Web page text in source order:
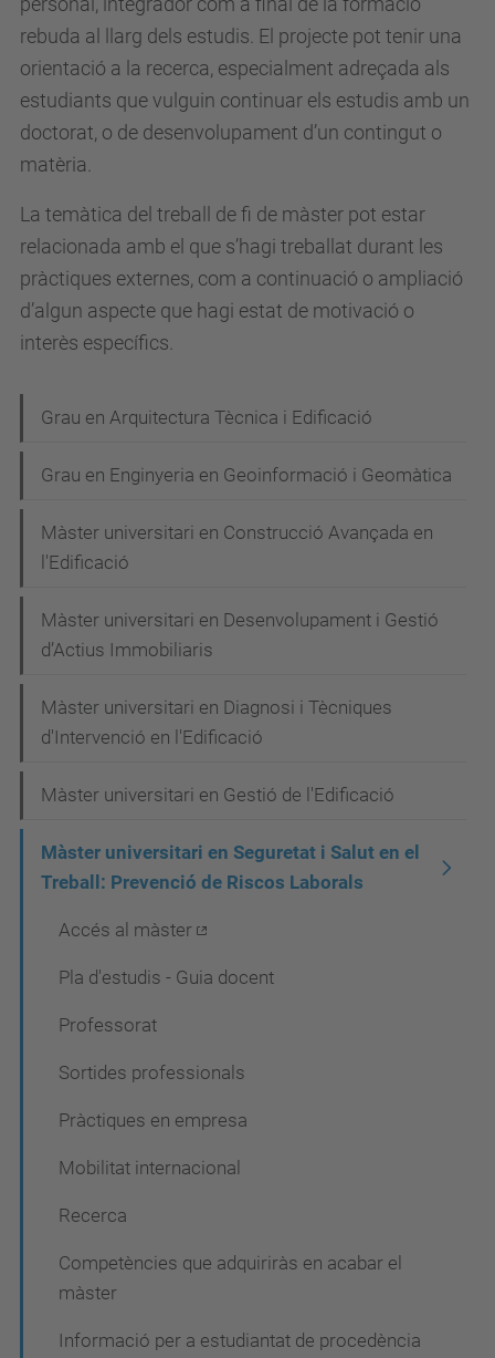
rebuda al llarg dels estudis. El projecte pot tenir una
orientació a la recerca, especialment adreçada als
estudiants que vulguin continuar els estudis amb un
doctorat, o de desenvolupament d’un contingut o
matèria.
La temàtica del treball de fi de màster pot estar
relacionada amb el que s’hagi treballat durant les
pràctiques externes, com a continuació o ampliació
d’algun aspecte que hagi estat de motivació o
interès específics.
a
v
a
i
Grau en Arquitectura Tècnica i Edificació
Grau en Enginyeria en Geoinformació i Geomàtica
Màster universitari en Construcció Avançada en
l'Edificació
Màster universitari en Desenvolupament i Gestió
d’Actius Immobiliaris
Màster universitari en Diagnosi i Tècniques
d'Intervenció en l'Edificació
Màster universitari en Gestió de l'Edificació
Màster universitari en Seguretat i Salut en el
Treball: Prevenció de Riscos Laborals
Accés al màster
Pla d'estudis - Guia docent
Professorat
Sortides professionals
Pràctiques en empresa
Mobilitat internacional
Recerca
Competències que adquiriràs en acabar el
màster
Informació per a estudiantat de procedència